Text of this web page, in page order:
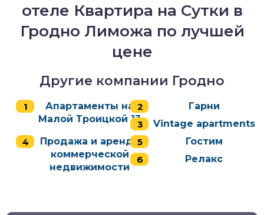
отеле Квартира на Сутки в
Гродно Лиможа по лучшей
цене
Другие компании Гродно
Апартаменты на
Малой Троицкой 13
Гарни
Vintage apartments
Продажа и аренда
коммерческой
недвижимости
Гостим
Релакс